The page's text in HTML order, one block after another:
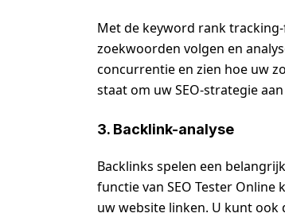
Met de keyword rank
zoekwoorden volgen en
concurrentie en zien hoe uw
staat om uw SEO-strategie
3. Backlink-analyse
Backlinks spelen een
functie van SEO Tester
uw website linken. U kunt